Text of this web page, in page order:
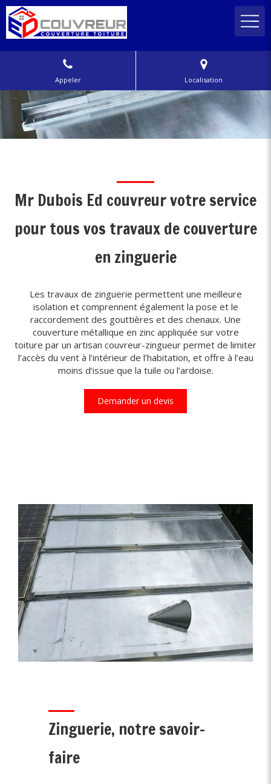
Appeler Localisation
Mr Dubois Ed couvreur votre service
pour tous vos travaux de couverture
en zinguerie
Les travaux de zinguerie permettent une meilleure
isolation et comprennent également la pose et le
raccordement des gouttières et des chenaux. Une
couverture métallique en zinc appliquée sur votre
toiture par un artisan couvreur-zingueur permet de limiter
l’accès du vent à l’intérieur de l’habitation, et offre à l’eau
moins d’issue que la tuile ou l’ardoise.
Demander un devis
Zinguerie, notre savoir-
faire